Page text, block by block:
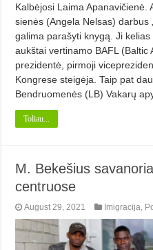
Kalbėjosi Laima
sienės (Angela Nelsas) darbus
galima para­šy­ti knygą. Ji
aukštai vertinamo BAFL
prezidentė, pirmoji
Kongrese steigėja. Taip pat
Bendruomenės (LB) Va­karų
Toliau...
M. Bekešius
centruose
August 29, 2021 Imigracija